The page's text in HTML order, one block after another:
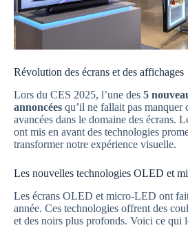
Révolution des écrans et des affichages
Lors du CES 2025, l’une des 5
annoncées qu’il ne fallait pas manquer
avancées dans le domaine des écrans.
ont mis en avant des technologies
transformer notre expérience visuelle.
Les nouvelles technologies OLED et
Les écrans OLED et micro-LED ont
année. Ces technologies offrent des
et des noirs plus profonds. Voici ce qui